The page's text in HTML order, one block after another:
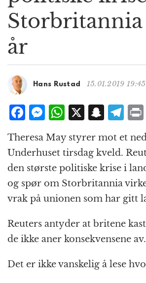
a
t
Storbritannia
år
Hans Rustad 15.01.2019 19:45
F
c
e
b
o
o
k
M
ss
e
n
g
e
r
W
at
s
A
p
p
X S
a
p
c
h
at
T
e
g
r
a
m
Theresa May styrer mot et
Underhuset tirsdag kveld.
den største politiske krise i
og spør om Storbritannia
vrak på unionen som har gitt
Reuters antyder at britene
de ikke aner konsekvensene av.
Det er ikke vanskelig å lese